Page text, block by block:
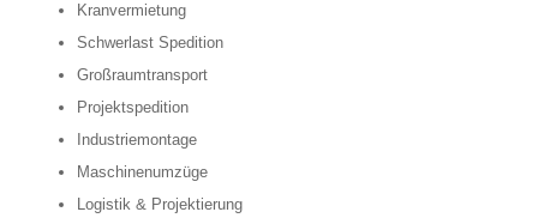
Kranvermietung
Schwerlast Spedition
Großraumtransport
Projektspedition
Industriemontage
Maschinenumzüge
Logistik & Projektierung